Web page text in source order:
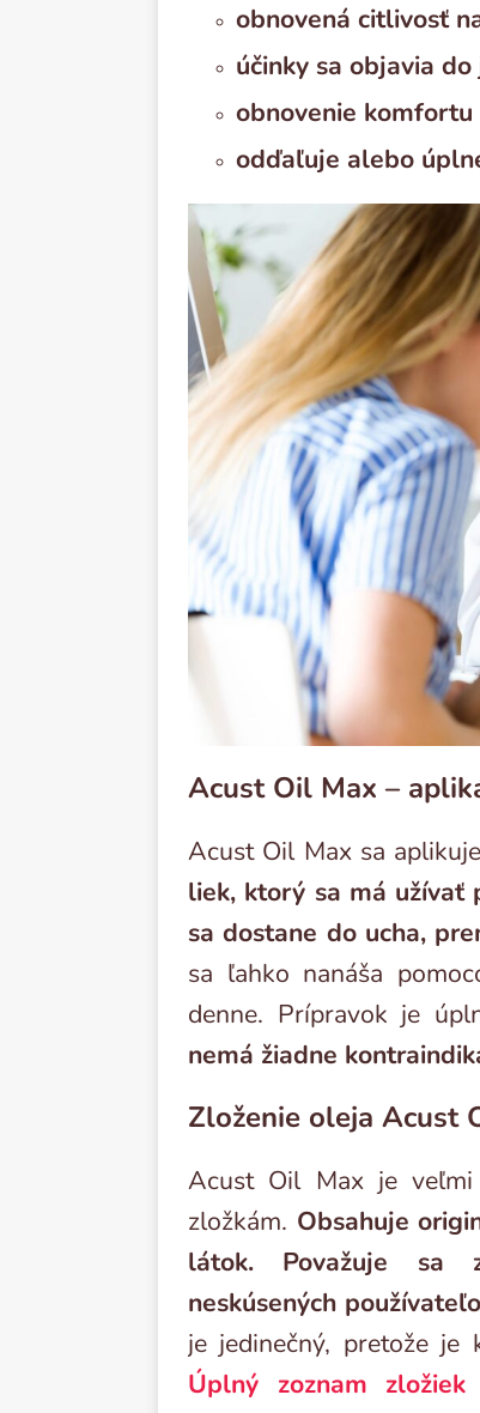
obnovená citlivosť
účinky sa objavia
obnovenie
odďaľuje alebo
Acust Oil Max –
Acust Oil Max sa
liek, ktorý sa má užívať
sa dostane do ucha,
sa ľahko nanáša
denne. Prípravok je
nemá žiadne
Zloženie oleja Acust
Acust Oil Max je veľmi
zložkám. Obsahuje
látok. Považuje sa
neskúsených
je jedinečný, pretože je
Úplný zoznam